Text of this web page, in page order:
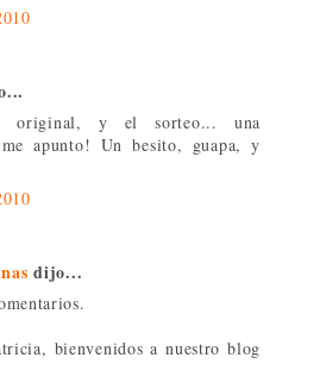
original, y el sorteo... una
apunto! Un besito, guapa, y
dijo...
bienvenidos a nuestro blog